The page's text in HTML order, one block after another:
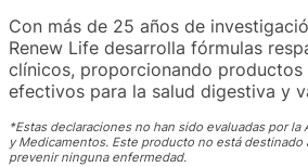
Con más de 25 años de
Renew Life desarrolla fórmulas
clínicos, proporcionando productos
efectivos para la salud digestiva y
*Estas declaraciones no han sido evaluadas por
y Medicamentos. Este producto no está destinado
prevenir ninguna enfermedad.